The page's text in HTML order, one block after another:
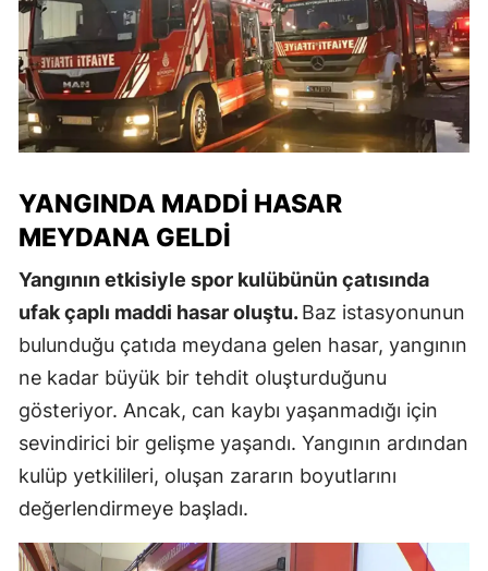
YANGINDA MADDI HASAR
MEYDANA GELDI
Yangının etkisiyle spor kulübünün çatısında
ufak çaplı maddi hasar oluştu.Baz istasyonunun
bulunduğu çatıda meydana gelen hasar, yangının
ne kadar büyük bir tehdit oluşturduğunu
gösteriyor. Ancak, can kaybı yaşanmadığı için
sevindirici bir gelişme yaşandı. Yangının ardından
kulüp yetkilileri, oluşan zararın boyutlarını
değerlendirmeye başladı.